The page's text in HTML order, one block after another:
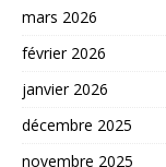
mars 2026
février 2026
janvier 2026
décembre 2025
novembre 2025